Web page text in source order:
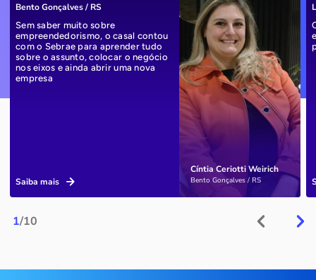
1/10
Cíntia Ceriotti Weirich
Bento Gonçalves / RS
Bento Gonçalves / RS
Sem saber muito sobre
empreendedorismo, o casal contou
com o Sebrae para aprender tudo
sobre o assunto, colocar o negócio
nos eixos e ainda abrir uma nova
empresa
Saiba mais